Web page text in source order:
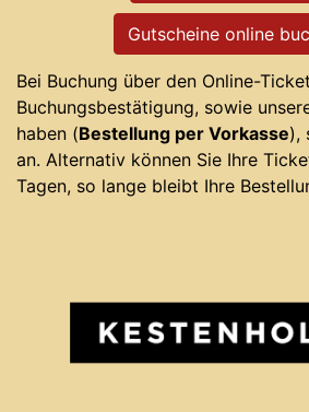
Gutscheine online
Bei Buchung über den Online-
Buchungsbestätigung, sowie
haben (Bestellung per Vorkasse),
an. Alternativ können Sie Ihre
Tagen, so lange bleibt Ihre